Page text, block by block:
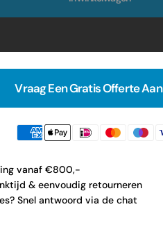
Vraag Een Gratis Offerte Aan
vanaf €800,-
& eenvoudig retourneren
Snel antwoord via de chat